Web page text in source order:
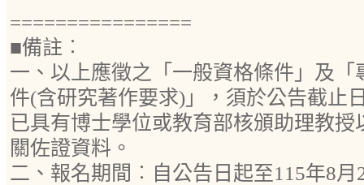
================
■備註︰
一、以上應徵之「一般資格條件」及
件(含研究著作要求)」，須於公告截止
已具有博士學位或教育部核頒助理教
關佐證資料。
二、報名期間︰自公告日起至115年8